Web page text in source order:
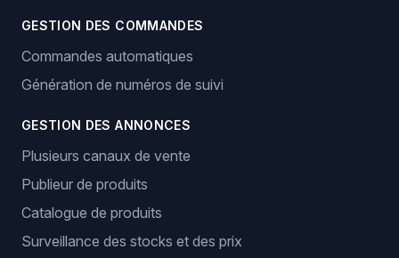
GESTION DES COMMANDES
Commandes automatiques
Génération de numéros de suivi
GESTION DES ANNONCES
Plusieurs canaux de vente
Publieur de produits
Catalogue de produits
Surveillance des stocks et des prix